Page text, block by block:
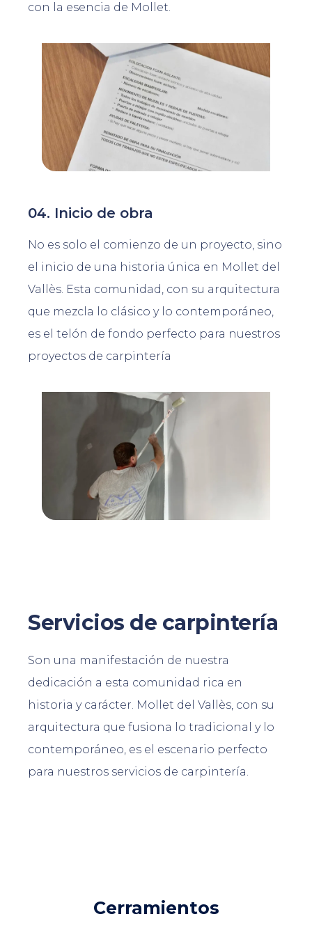
con la esencia de Mollet.
04. Inicio de obra
No es solo el comienzo de un proyecto, sino
el inicio de una historia única en Mollet del
Vallès. Esta comunidad, con su arquitectura
que mezcla lo clásico y lo contemporáneo,
es el telón de fondo perfecto para nuestros
proyectos de carpintería
Servicios de carpintería
Son una manifestación de nuestra
dedicación a esta comunidad rica en
historia y carácter. Mollet del Vallès, con su
arquitectura que fusiona lo tradicional y lo
contemporáneo, es el escenario perfecto
para nuestros servicios de carpintería.
Cerramientos